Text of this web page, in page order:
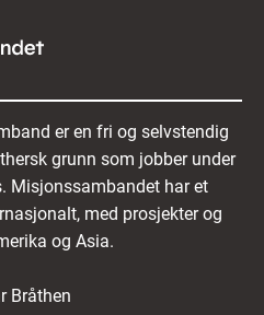
er en fri og selvstendig
grunn som jobber under
Misjonssambandet har et
med prosjekter og
og Asia.
Bråthen